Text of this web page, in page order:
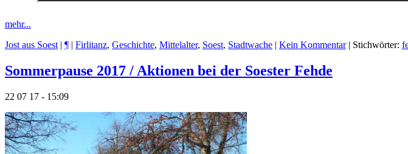
mehr...
Jost aus Soest | ¶ | Firlitanz, Geschichte, Mittelalter, Soest, Stadtwache | Kein Kommentar| Stichwörter:
Sommerpause 2017 / Aktionen bei der Soester Fehde
22 07 17 - 15:09